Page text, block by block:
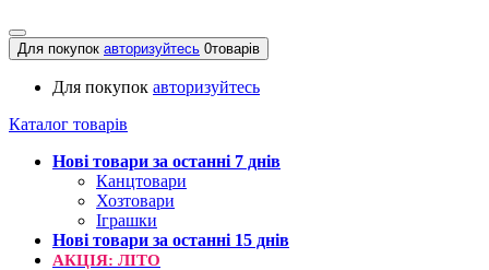
Для покупок авторизуйтесь 0товарів
Для покупок авторизуйтесь
Каталог товарів
Нові товари за останнi 7 днiв
Канцтовари
Хозтовари
Іграшки
Нові товари за останнi 15 днiв
АКЦІЯ: ЛІТО